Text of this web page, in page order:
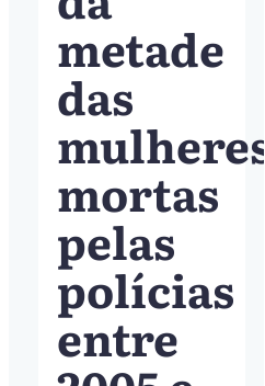
metade
das
mulheres
mortas
pelas
polícias
entre